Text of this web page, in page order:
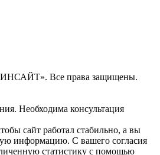
Все права защищены.
Необходима консультация
сайт работал стабильно, а вы
информацию. С вашего согласия
статистику с помощью